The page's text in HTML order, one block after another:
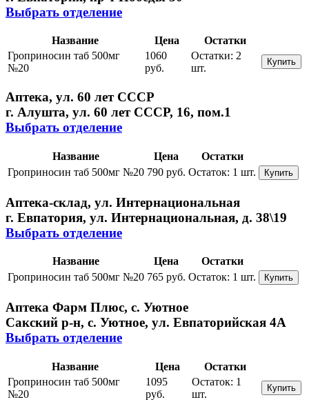
Выбрать отделение
Название Цена
Остатки
Гроприносин таб 500мг
№20
1060
руб.
Остатки: 2
шт.
Купить
Аптека, ул. 60 лет СССР
г. Алушта, ул. 60 лет СССР, 16, пом.1
Выбрать отделение
Название Цена
Остатки
Гроприносин таб 500мг №20 790 руб. Остаток: 1 шт. Купить
Аптека-склад, ул. Интернациональная
г. Евпатория, ул. Интернациональная, д. 38\19
Выбрать отделение
Название Цена
Остатки
Гроприносин таб 500мг №20 765 руб. Остаток: 1 шт. Купить
Аптека Фарм Плюс, с. Уютное
Сакский р-н, с. Уютное, ул. Евпаторийская 4А
Выбрать отделение
Название Цена
Остатки
Гроприносин таб 500мг
№20
1095
руб.
Остаток: 1
шт.
Купить